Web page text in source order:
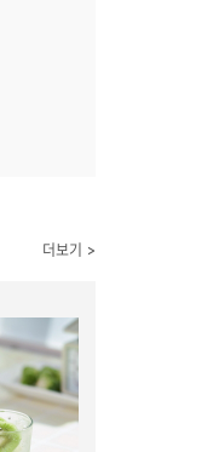
더보기 >